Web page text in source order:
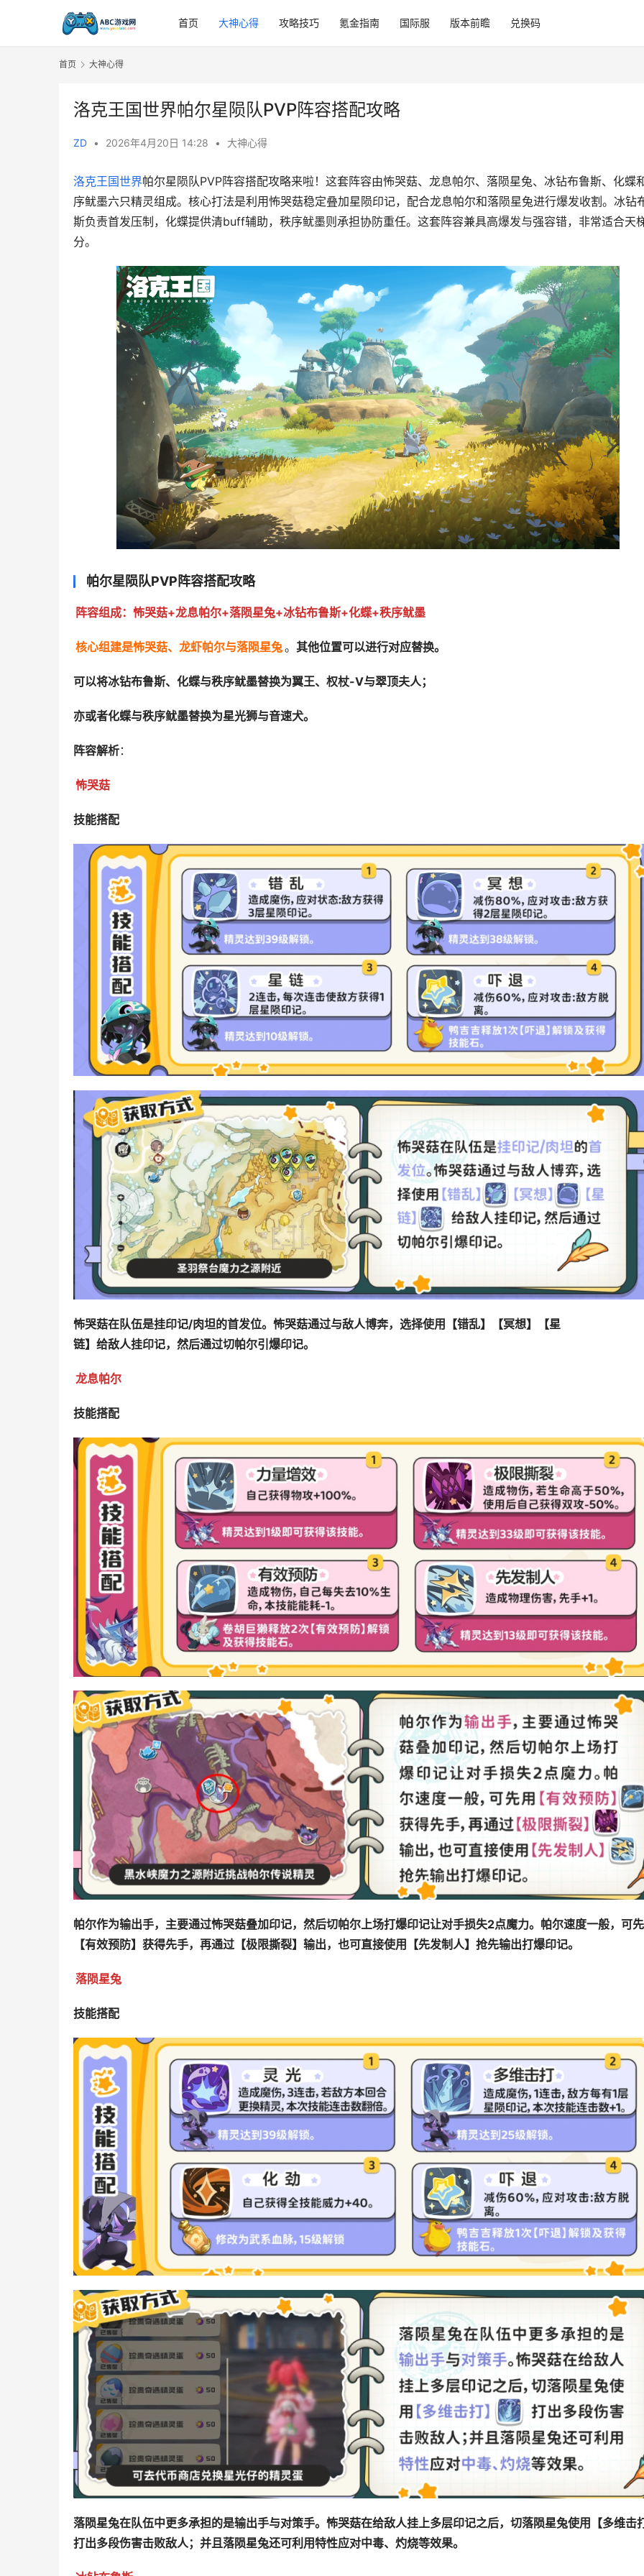
首页 大神心得 攻略技巧 氪金指南 国际服 版本前瞻 兑换码
首页 大神心得
洛克王国世界帕尔星陨队PVP阵容搭配攻略
ZD • 2026年4月20日 14:28 • 大神心得
洛克王国世界帕尔星陨队PVP阵容搭配攻略来啦！这套阵容由怖哭菇、龙息帕尔、落陨星兔、冰钻布鲁斯、化蝶
序鱿墨六只精灵组成。核心打法是利用怖哭菇稳定叠加星陨印记，配合龙息帕尔和落陨星兔进行爆发收割。冰钻
斯负责首发压制，化蝶提供清buff辅助，秩序鱿墨则承担协防重任。这套阵容兼具高爆发与强容错，非常适合天
分。
帕尔星陨队PVP阵容搭配攻略
阵容组成：怖哭菇+龙息帕尔+落陨星兔+冰钻布鲁斯+化蝶+秩序鱿墨
核心组建是怖哭菇、龙虾帕尔与落陨星兔。其他位置可以进行对应替换。
可以将冰钻布鲁斯、化蝶与秩序鱿墨替换为翼王、权杖-V与翠顶夫人；
亦或者化蝶与秩序鱿墨替换为星光狮与音速犬。
阵容解析：
怖哭菇
技能搭配
怖哭菇在队伍是挂印记/肉坦的首发位。怖哭菇通过与敌人博奔，选择使用【错乱】【冥想】【星
链】给敌人挂印记，然后通过切帕尔引爆印记。
龙息帕尔
技能搭配
帕尔作为输出手，主要通过怖哭菇叠加印记，然后切帕尔上场打爆印记让对手损失2点魔力。帕尔速度一般，可
【有效预防】获得先手，再通过【极限撕裂】输出，也可直接使用【先发制人】抢先输出打爆印记。
落陨星兔
技能搭配
落陨星兔在队伍中更多承担的是输出手与对策手。怖哭菇在给敌人挂上多层印记之后，切落陨星兔使用【多维击
打出多段伤害击败敌人；并且落陨星兔还可利用特性应对中毒、灼烧等效果。